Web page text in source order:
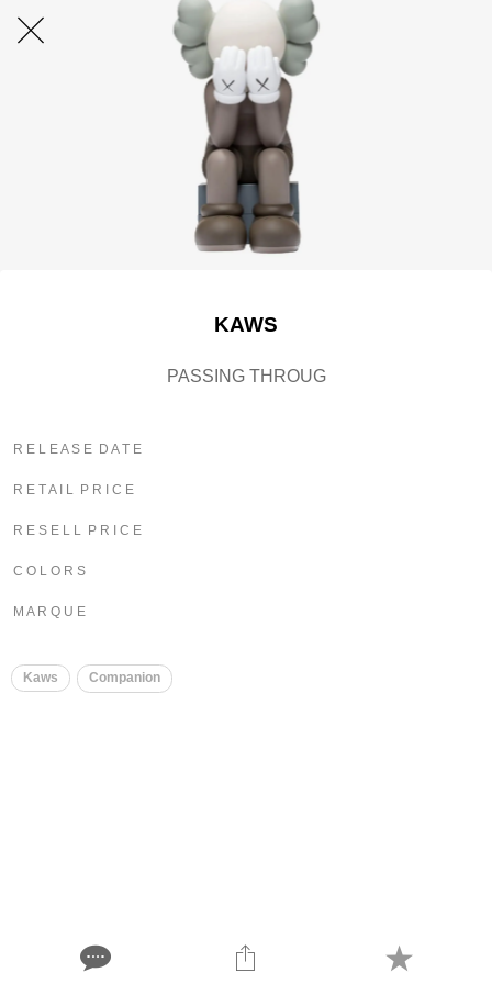
KAWS
PASSING THROUG
R E L E A S E D A T E
R E T A I L P R I C E
R E S E L L P R I C E
C O L O R S
M A R Q U E
Kaws Companion